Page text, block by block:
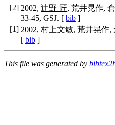
[2] 2002, 辻野 匠, 荒井晃作,
33-45, GSJ. [ bib ]
[1] 2002, 村上文敏, 荒井晃作,
[ bib ]
This file was generated by